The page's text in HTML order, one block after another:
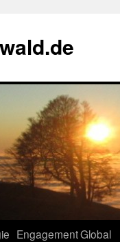
EngagementGlobal